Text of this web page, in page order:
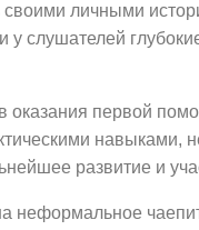
личными
слушателей
оказания первой
развитие и
неформальное